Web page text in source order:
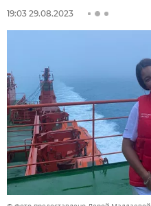
19:03 29.08.2023